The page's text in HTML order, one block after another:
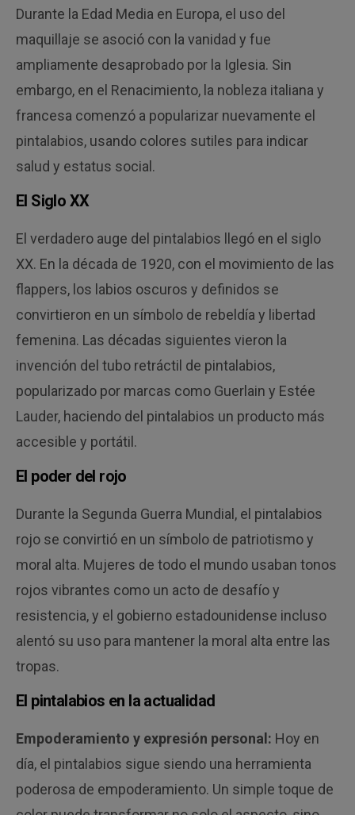
Durante la Edad Media en Europa, el uso del
maquillaje se asoció con la vanidad y fue
ampliamente desaprobado por la Iglesia. Sin
embargo, en el Renacimiento, la nobleza italiana y
francesa comenzó a popularizar nuevamente el
pintalabios, usando colores sutiles para indicar
salud y estatus social.
El Siglo XX
El verdadero auge del pintalabios llegó en el siglo
XX. En la década de 1920, con el movimiento de las
flappers, los labios oscuros y definidos se
convirtieron en un símbolo de rebeldía y libertad
femenina. Las décadas siguientes vieron la
invención del tubo retráctil de pintalabios,
popularizado por marcas como Guerlain y Estée
Lauder, haciendo del pintalabios un producto más
accesible y portátil.
El poder del rojo
Durante la Segunda Guerra Mundial, el pintalabios
rojo se convirtió en un símbolo de patriotismo y
moral alta. Mujeres de todo el mundo usaban tonos
rojos vibrantes como un acto de desafío y
resistencia, y el gobierno estadounidense incluso
alentó su uso para mantener la moral alta entre las
tropas.
El pintalabios en la actualidad
Empoderamiento y expresión personal: Hoy en
día, el pintalabios sigue siendo una herramienta
poderosa de empoderamiento. Un simple toque de